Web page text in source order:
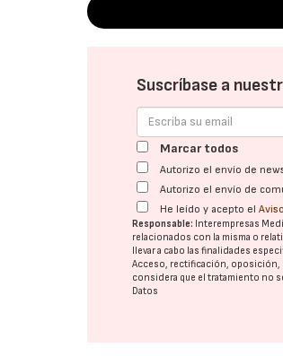
Suscríbase a
Marcar todos
Autorizo el envío de
Autorizo el envío de
He leído y acepto el
Responsable: Interempresas
relacionados con la misma o
llevar a cabo las finalidades
Acceso, rectificación, oposición,
considera que el tratamiento no
Datos